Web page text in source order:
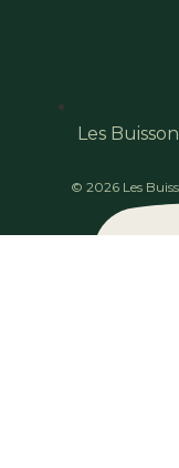
Les
© 2026 Les